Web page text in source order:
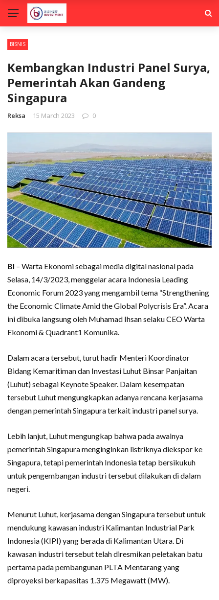
BISNIS
Kembangkan Industri Panel Surya,
Pemerintah Akan Gandeng
Singapura
Reksa 15 March 2023 0
BI – Warta Ekonomi sebagai media digital nasional pada
Selasa, 14/3/2023, menggelar acara Indonesia Leading
Economic Forum 2023 yang mengambil tema “Strengthening
the Economic Climate Amid the Global Polycrisis Era”. Acara
ini dibuka langsung oleh Muhamad Ihsan selaku CEO Warta
Ekonomi & Quadrant1 Komunika.
Dalam acara tersebut, turut hadir Menteri Koordinator
Bidang Kemaritiman dan Investasi Luhut Binsar Panjaitan
(Luhut) sebagai Keynote Speaker. Dalam kesempatan
tersebut Luhut mengungkapkan adanya rencana kerjasama
dengan pemerintah Singapura terkait industri panel surya.
Lebih lanjut, Luhut mengungkap bahwa pada awalnya
pemerintah Singapura menginginkan listriknya diekspor ke
Singapura, tetapi pemerintah Indonesia tetap bersikukuh
untuk pengembangan industri tersebut dilakukan di dalam
negeri.
Menurut Luhut, kerjasama dengan Singapura tersebut untuk
mendukung kawasan industri Kalimantan Industrial Park
Indonesia (KIPI) yang berada di Kalimantan Utara. Di
kawasan industri tersebut telah diresmikan peletakan batu
pertama pada pembangunan PLTA Mentarang yang
diproyeksi berkapasitas 1.375 Megawatt (MW).